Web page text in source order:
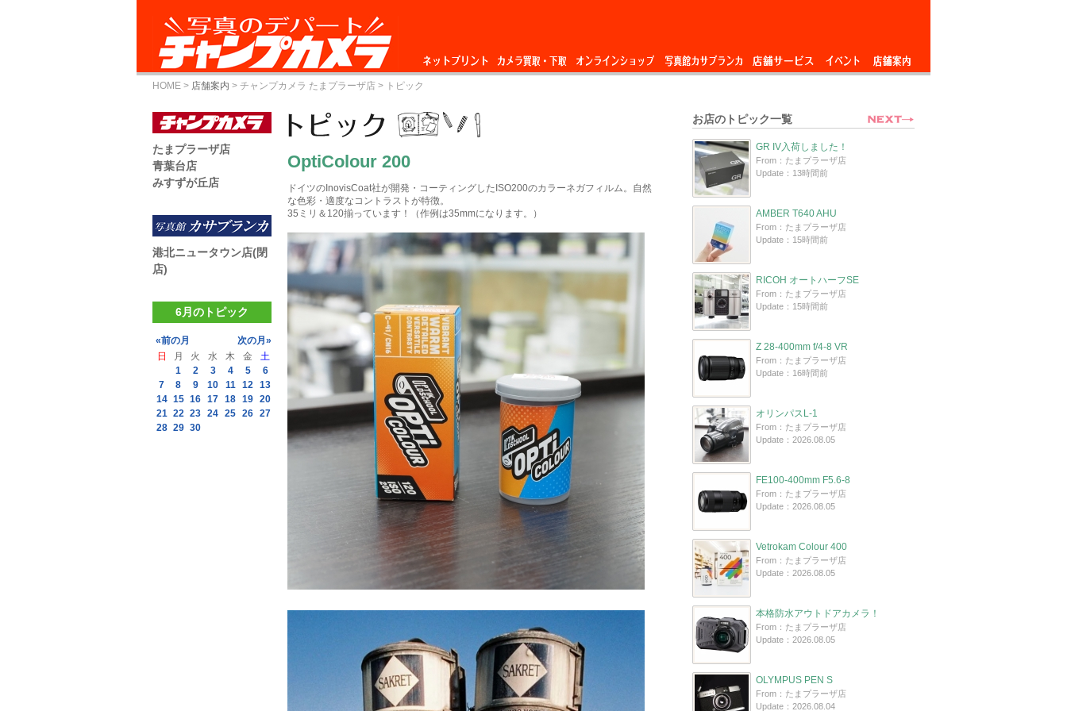
ネットプリント
カメラ買取・下
オンラインショップ 写真館カサブランカ 店舗サービス イベント 店舗案内
HOME > 店舗案内 > チャンプカメラ たまプラーザ店 > トピック
OptiColour 200
ドイツのInovisCoat社が開発・コーティングしたISO200のカラーネガフィルム。自然
な色彩・適度なコントラストが特徴。
35ミリ＆120揃っています！（作例は35mmになります。）
たまプラーザ店
青葉台店
みすずが丘店
港北ニュータウン店(閉
店)
6月のトピック
«前の月
次の月»
日
月 火 水 木 金
土
1
2 3 4 5
6
7
8 9 10 11 12 13
14 15 16 17 18 19 20
21 22 23 24 25 26 27
28 29 30
お店のトピック一覧
GR IV入荷しました！
From：たまプラーザ店
Update：13時間前
AMBER T640 AHU
From：たまプラーザ店
Update：15時間前
RICOH オートハーフSE
From：たまプラーザ店
Update：15時間前
Z 28-400mm f/4-8 VR
From：たまプラーザ店
Update：16時間前
オリンパスL-1
From：たまプラーザ店
Update：2026.08.05
FE100-400mm F5.6-8
From：たまプラーザ店
Update：2026.08.05
Vetrokam Colour 400
From：たまプラーザ店
Update：2026.08.05
本格防水アウトドアカメラ！
From：たまプラーザ店
Update：2026.08.05
OLYMPUS PEN S
From：たまプラーザ店
Update：2026.08.04